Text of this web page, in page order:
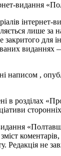
видання
лише за
закритого для
написом ,
в розділах
зміст
Редакція не